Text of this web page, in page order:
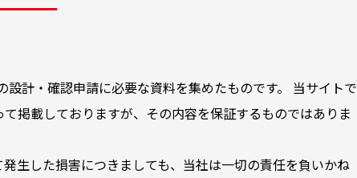
計・確認申請に必要な資料を集めたものです。 当サイトで
掲載しておりますが、その内容を保証するものではありま
生した損害につきましても、当社は一切の責任を負いかね